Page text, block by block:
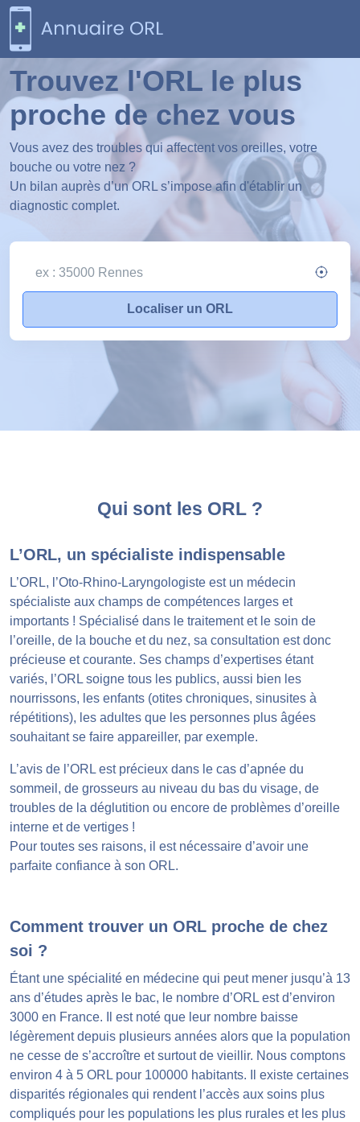
Trouvez l'ORL le plus
proche de chez vous
Vous avez des troubles qui affectent vos oreilles, votre
bouche ou votre nez ?
Un bilan auprès d’un ORL s’impose afin d'établir un
diagnostic complet.
Localiser un ORL
Qui sont les ORL ?
L’ORL, un spécialiste indispensable
L’ORL, l’Oto-Rhino-Laryngologiste est un médecin
spécialiste aux champs de compétences larges et
importants ! Spécialisé dans le traitement et le soin de
l’oreille, de la bouche et du nez, sa consultation est donc
précieuse et courante. Ses champs d’expertises étant
variés, l’ORL soigne tous les publics, aussi bien les
nourrissons, les enfants (otites chroniques, sinusites à
répétitions), les adultes que les personnes plus âgées
souhaitant se faire appareiller, par exemple.
L’avis de l’ORL est précieux dans le cas d’apnée du
sommeil, de grosseurs au niveau du bas du visage, de
troubles de la déglutition ou encore de problèmes d’oreille
interne et de vertiges !
Pour toutes ses raisons, il est nécessaire d’avoir une
parfaite confiance à son ORL.
Comment trouver un ORL proche de chez
soi ?
Étant une spécialité en médecine qui peut mener jusqu’à 13
ans d’études après le bac, le nombre d’ORL est d’environ
3000 en France. Il est noté que leur nombre baisse
légèrement depuis plusieurs années alors que la population
ne cesse de s’accroître et surtout de vieillir. Nous comptons
environ 4 à 5 ORL pour 100000 habitants. Il existe certaines
disparités régionales qui rendent l’accès aux soins plus
compliqués pour les populations les plus rurales et les plus